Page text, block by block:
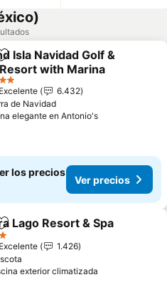
Añadir a favoritos
Isla Navidad Golf &
with Marina
Excelente
6.432
de Navidad
elegante en Antonio's
los precios
Ver precios
Añadir a favoritos
Lago Resort & Spa
Excelente
1.426
exterior climatizada